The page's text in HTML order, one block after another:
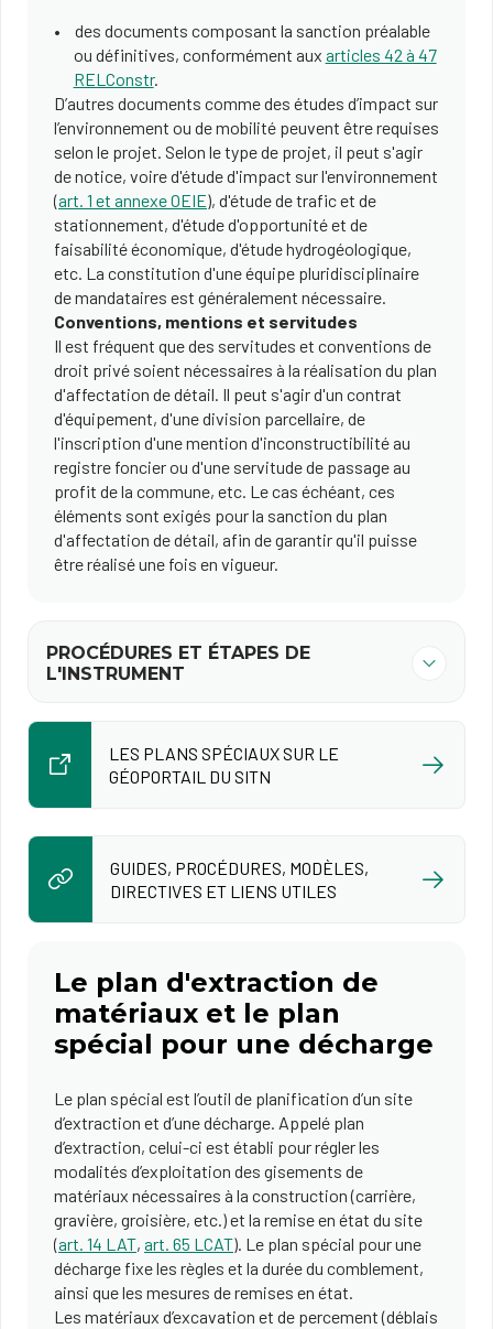
des documents composant la sanction préalable
ou définitives, conformément aux articles 42 à 47
RELConstr.
D’autres documents comme des études d’impact sur
l’environnement ou de mobilité peuvent être requises
selon le projet. Selon le type de projet, il peut s'agir
de notice, voire d'étude d'impact sur l'environnement
(art. 1 et annexe OEIE), d'étude de trafic et de
stationnement, d'étude d'opportunité et de
faisabilité économique, d'étude hydrogéologique,
etc. La constitution d'une équipe pluridisciplinaire
de mandataires est généralement nécessaire.
Conventions, mentions et servitudes
Il est fréquent que des servitudes et conventions de
droit privé soient nécessaires à la réalisation du plan
d'affectation de détail. Il peut s'agir d'un contrat
d'équipement, d'une division parcellaire, de
l'inscription d'une mention d'inconstructibilité au
registre foncier ou d'une servitude de passage au
profit de la commune, etc. Le cas échéant, ces
éléments sont exigés pour la sanction du plan
d'affectation de détail, afin de garantir qu'il puisse
être réalisé une fois en vigueur.
PROCÉDURES ET ÉTAPES DE
L'INSTRUMENT
LES PLANS SPÉCIAUX SUR LE
GÉOPORTAIL DU SITN
GUIDES, PROCÉDURES, MODÈLES,
DIRECTIVES ET LIENS UTILES
Le plan d'extraction de
matériaux et le plan
spécial pour une décharge
Le plan spécial est l’outil de planification d’un site
d’extraction et d’une décharge. Appelé plan
d’extraction, celui-ci est établi pour régler les
modalités d’exploitation des gisements de
matériaux nécessaires à la construction (carrière,
gravière, groisière, etc.) et la remise en état du site
(art. 14 LAT, art. 65 LCAT). Le plan spécial pour une
décharge fixe les règles et la durée du comblement,
ainsi que les mesures de remises en état.
Les matériaux d’excavation et de percement (déblais